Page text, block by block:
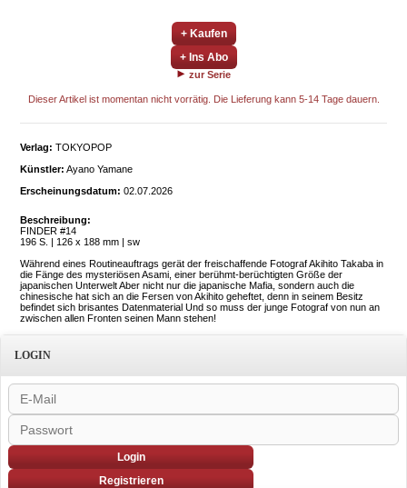
+ Kaufen
+ Ins Abo
zur Serie
Dieser Artikel ist momentan nicht vorrätig. Die Lieferung kann 5-14 Tage dauern.
Verlag: TOKYOPOP
Künstler: Ayano Yamane
Erscheinungsdatum: 02.07.2026
Beschreibung:
FINDER #14
196 S. | 126 x 188 mm | sw
Während eines Routineauftrags gerät der freischaffende Fotograf Akihito Takaba in
die Fänge des mysteriösen Asami, einer berühmt-berüchtigten Größe der
japanischen Unterwelt Aber nicht nur die japanische Mafia, sondern auch die
chinesische hat sich an die Fersen von Akihito geheftet, denn in seinem Besitz
befindet sich brisantes Datenmaterial Und so muss der junge Fotograf von nun an
zwischen allen Fronten seinen Mann stehen!
LOGIN
Login
Registrieren